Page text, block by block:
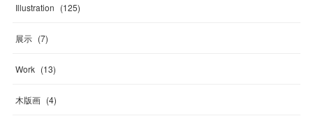
Illustration (125)
展示 (7)
Work (13)
木版画 (4)